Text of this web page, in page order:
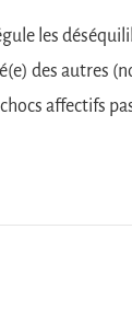
les
des autres
affectifs